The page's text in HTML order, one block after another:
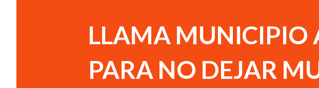
LLAMA MUNICIPIO
PARA NO DEJAR